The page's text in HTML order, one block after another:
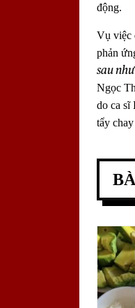
động.
Vụ việc
phản
sau
Ngọc
do ca sĩ
tẩy